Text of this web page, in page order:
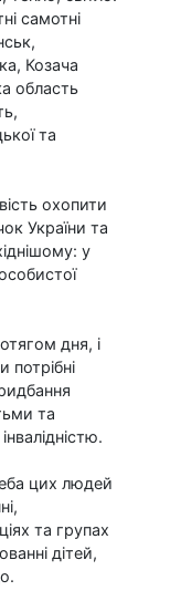
самотні
Козача
область
та
охопити
України та
у
дня, і
потрібні
та
цих людей
та групах
дітей,